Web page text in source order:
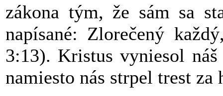
zákona tým, že sám sa
napísané: Zlorečený
3:13). Kristus vyniesol
namiesto nás strpel trest